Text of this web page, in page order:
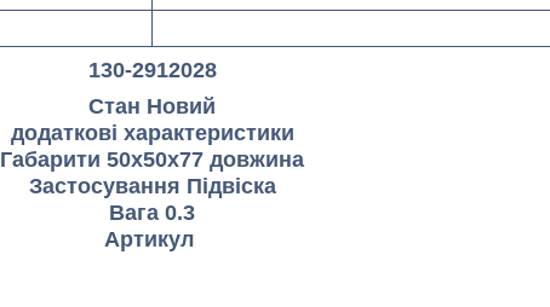
130-2912028
Стан Новий
додаткові характеристики
Габарити 50x50x77 довжина
Застосування Підвіска
Вага 0.3
Артикул